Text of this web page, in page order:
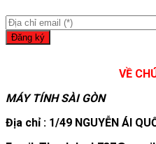
VỀ
MÁY TÍNH SÀI GÒN
Địa chỉ : 1/49 NGUYỄN ÁI